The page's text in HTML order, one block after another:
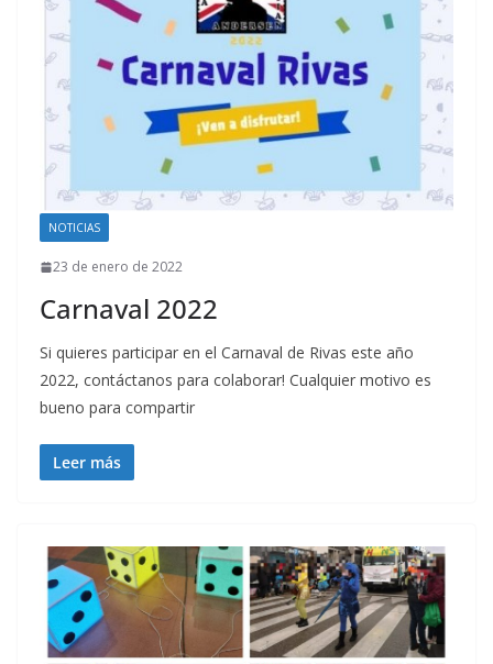
NOTICIAS
23 de enero de 2022
Carnaval 2022
Si quieres participar en el Carnaval de Rivas este año
2022, contáctanos para colaborar! Cualquier motivo es
bueno para compartir
Leer más